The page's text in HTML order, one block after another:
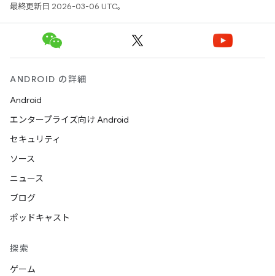
最終更新日 2026-03-06 UTC。
ANDROID の詳細
Android
エンタープライズ向け Android
セキュリティ
ソース
ニュース
ブログ
ポッドキャスト
探索
ゲーム